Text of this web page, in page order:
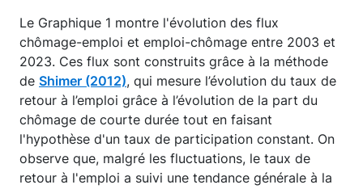
Le Graphique 1 montre l'évolution des flux
chômage-emploi et emploi-chômage entre 2003 et
2023. Ces flux sont construits grâce à la méthode
de Shimer (2012), qui mesure l’évolution du taux de
retour à l’emploi grâce à l’évolution de la part du
chômage de courte durée tout en faisant
l'hypothèse d'un taux de participation constant. On
observe que, malgré les fluctuations, le taux de
retour à l'emploi a suivi une tendance générale à la